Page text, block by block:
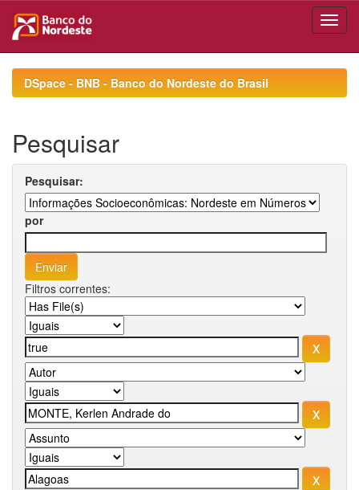
navigationDSpace - BNB - Banco do Nordeste do Brasil
Pesquisar
Pesquisar:
por
Filtros correntes: